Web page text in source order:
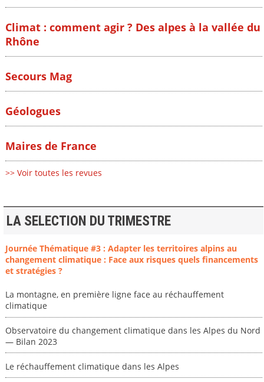
Climat : comment agir ? Des alpes à la vallée du
Rhône
Secours Mag
Géologues
Maires de France
>> Voir toutes les revues
LA SELECTION DU TRIMESTRE
Journée Thématique #3 : Adapter les territoires alpins au
changement climatique : Face aux risques quels financements
et stratégies ?
La montagne, en première ligne face au réchauffement
climatique
Observatoire du changement climatique dans les Alpes du Nord
— Bilan 2023
Le réchauffement climatique dans les Alpes